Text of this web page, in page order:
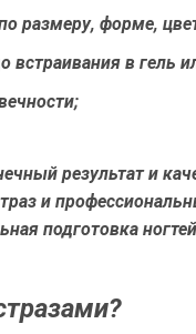
размеру, форме,
встраивания в гель
результат и
и
подготовка